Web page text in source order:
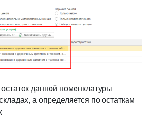
данной номенклатуры
а определяется по остаткам